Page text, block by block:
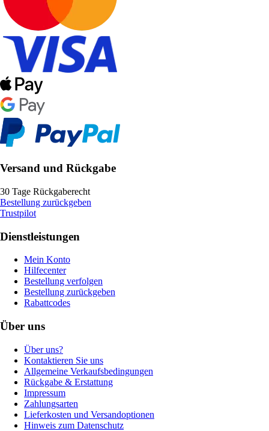
Versand und Rückgabe
30 Tage Rückgaberecht
Bestellung zurückgeben
Trustpilot
Dienstleistungen
Mein Konto
Hilfecenter
Bestellung verfolgen
Bestellung zurückgeben
Rabattcodes
Über uns
Über uns?
Kontaktieren Sie uns
Allgemeine Verkaufsbedingungen
Rückgabe & Erstattung
Impressum
Zahlungsarten
Lieferkosten und Versandoptionen
Hinweis zum Datenschutz